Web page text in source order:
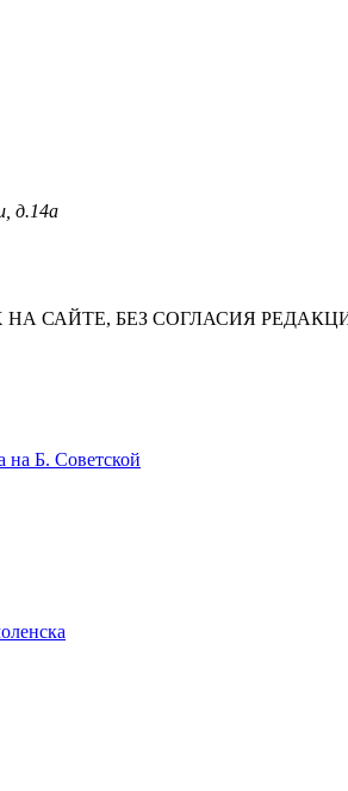
д.14а
САЙТЕ, БЕЗ СОГЛАСИЯ
на Б. Советской